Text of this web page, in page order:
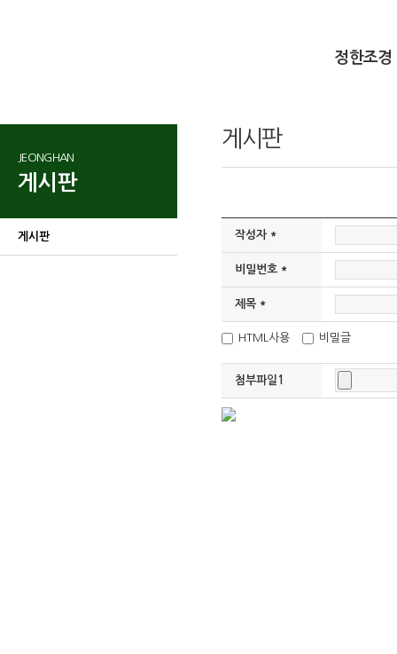
정한조경
JEONGHAN
게시판
게시판
게시판
작성자 *
비밀번호 *
제목 *
HTML사용 비밀글
첨부파일1